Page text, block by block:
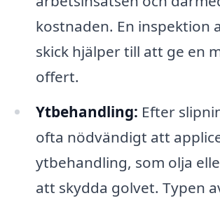
kostnaden. En inspektion
skick hjälper till att ge en
offert.
Ytbehandling: Efter
ofta nödvändigt att
ytbehandling, som olja
att skydda golvet. Typen